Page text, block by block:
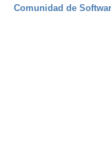
Comunidad de